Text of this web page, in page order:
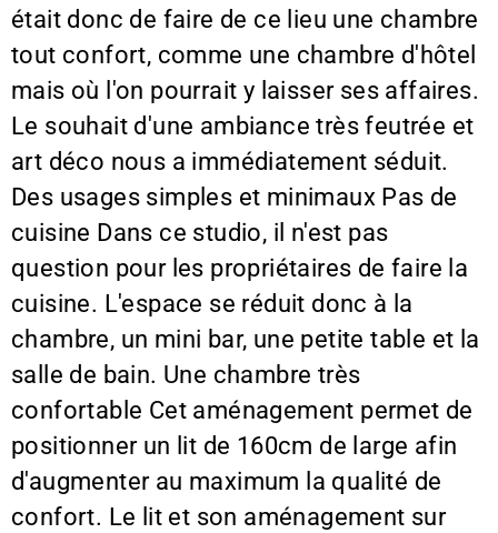
était donc de faire de ce lieu une chambre
tout confort, comme une chambre d'hôtel
mais où l'on pourrait y laisser ses affaires.
Le souhait d'une ambiance très feutrée et
art déco nous a immédiatement séduit.
Des usages simples et minimaux Pas de
cuisine Dans ce studio, il n'est pas
question pour les propriétaires de faire la
cuisine. L'espace se réduit donc à la
chambre, un mini bar, une petite table et la
salle de bain. Une chambre très
confortable Cet aménagement permet de
positionner un lit de 160cm de large afin
d'augmenter au maximum la qualité de
confort. Le lit et son aménagement sur